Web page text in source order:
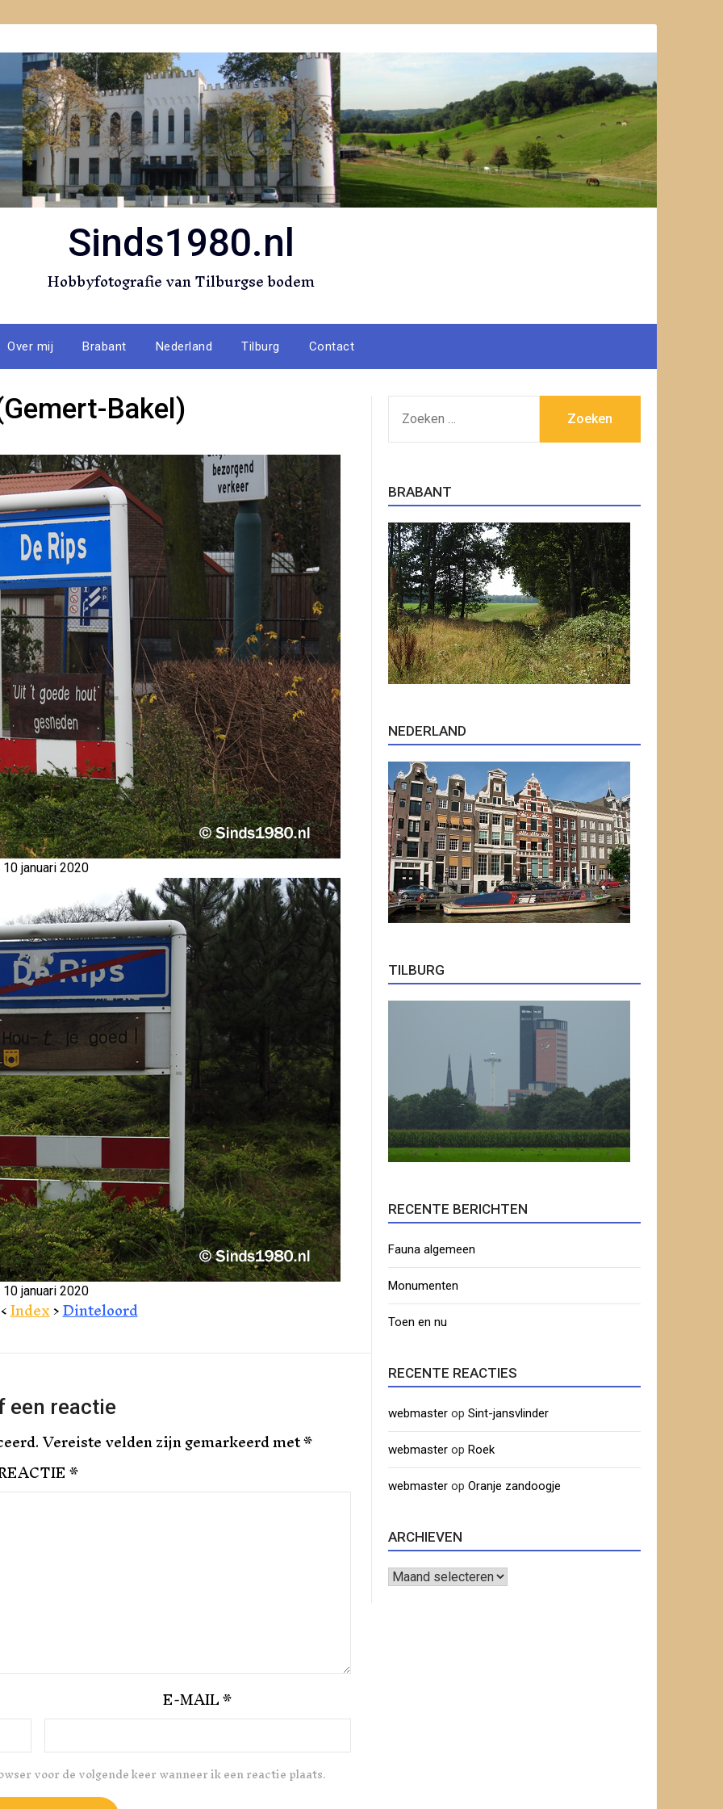
Sinds1980.nl
Hobbyfotografie van Tilburgse bodem
Over mij Brabant Nederland Tilburg Contact
Bakel)
10 januari 2020
10 januari 2020
<Index>Dinteloord
een reactie
Vereiste velden zijn gemarkeerd met*
*
E-MAIL*
voor de volgende keer wanneer ik een reactie plaats.
NAAR:
BRABANT
NEDERLAND
TILBURG
RECENTE BERICHTEN
Fauna algemeen
Monumenten
Toen en nu
RECENTE REACTIES
webmaster op Sint-jansvlinder
webmaster op Roek
webmaster op Oranje zandoogje
ARCHIEVEN
Archieven